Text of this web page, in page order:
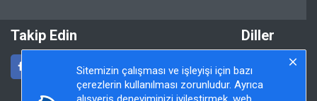
Takip Edin Diller
Sitemizin çalışması ve işleyişi için bazı
çerezlerin kullanılması zorunludur. Ayrıca